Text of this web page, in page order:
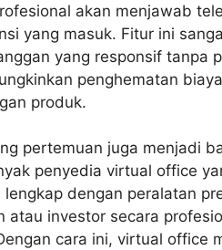
akan menjawab
yang masuk. Fitur ini
yang responsif tanpa
penghematan
produk.
pertemuan juga menjadi
penyedia virtual office
lengkap dengan peralatan
atau investor secara
cara ini, virtual office